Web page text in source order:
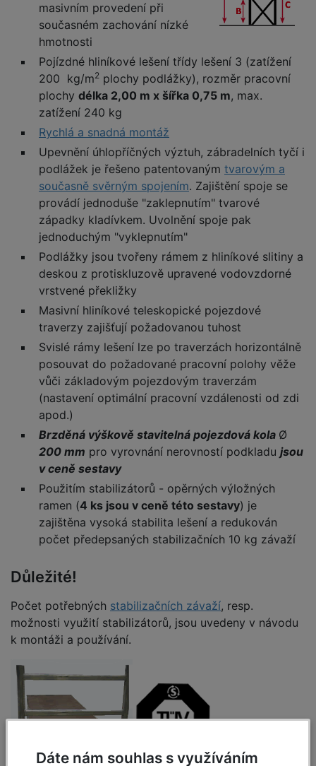
masivním provedení při
současném zachování nízké
hmotnosti
Pojízdné hliníkové lešení třídy lešení 3 (zatížení
200 kg/m2 plochy podlážky), rozměr pracovní
plochy délka 2,00 m x šířka 0,75 m, max.
zatížení 240 kg
Rychlá a snadná montáž
Upevnění úhlopříčných výztuh, zábradelních tyčí i
podlážek je řešeno patentovaným tvarovým a
současně svěrným spojením. Zajištění spoje se
provádí jednoduše "zaklepnutím" tvarové
západky kladívkem. Uvolnění spoje pak
jednoduchým "vyklepnutím"
Podlážky jsou tvořeny rámem z hliníkové slitiny a
deskou z protiskluzově upravené vodovzdorné
vrstvené překližky
Masivní hliníkové teleskopické pojezdové
traverzy zajišťují požadovanou tuhost
Svislé rámy lešení lze po traverzách horizontálně
posouvat do požadované pracovní polohy věže
vůči základovým pojezdovým traverzám
(nastavení optimální pracovní vzdálenosti od zdi
apod.)
Brzděná výškově stavitelná pojezdová kola Ø
200 mm pro vyrovnání nerovností podkladu jsou
v ceně sestavy
Použitím stabilizátorů - opěrných výložných
ramen (4 ks jsou v ceně této sestavy) je
zajištěna vysoká stabilita lešení a redukován
počet předepsaných stabilizačních 10 kg závaží
Důležité!
Počet potřebných stabilizačních závaží, resp.
možnosti využití stabilizátorů, jsou uvedeny v návodu
k montáži a používání.
Dáte nám souhlas s využíváním